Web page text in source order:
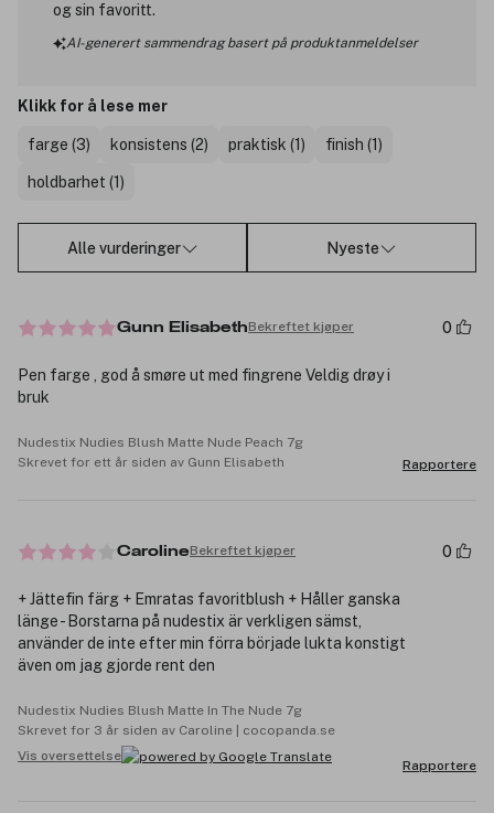
og sin favoritt.
AI-generert sammendrag basert på produktanmeldelser
Klikk for å lese mer
farge (3) konsistens (2) praktisk (1) finish (1)
holdbarhet (1)
Alle vurderinger Nyeste
Gunn ElisabethBekreftet kjøper 0
Pen farge , god å smøre ut med fingrene Veldig drøy i
bruk
Nudestix Nudies Blush Matte Nude Peach 7g
Skrevet for ett år siden av Gunn Elisabeth
Rapportere
CarolineBekreftet kjøper 0
+ Jättefin färg + Emratas favoritblush + Håller ganska
länge - Borstarna på nudestix är verkligen sämst,
använder de inte efter min förra började lukta konstigt
även om jag gjorde rent den
Nudestix Nudies Blush Matte In The Nude 7g
Skrevet for 3 år siden av Caroline | cocopanda.se
Vis oversettelse
Rapportere